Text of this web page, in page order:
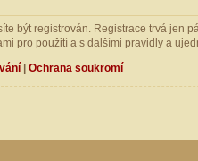
být registrován. Registrace trvá jen
pro použití a s dalšími pravidly a
| Ochrana soukromí